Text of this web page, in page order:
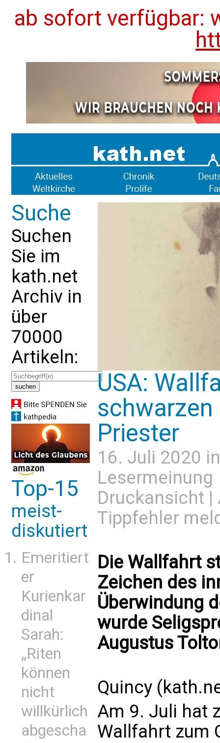
ab sofort verfügbar:
Suche
Suchen
Sie im
kath.net
Archiv in
über
70000
Artikeln:
Top-15
meist-
diskutiert
Emeritiert
er
Kurienkar
dinal
Sarah:
„Riten
können
nicht
willkürlich
abgescha
USA:
Priester
16. Juli 2020
Lesermeinung
Druckansicht |
Tippfehler
Die Wallfahrt
Zeichen des
Überwindung
wurde
Augustus
Quincy
Am 9. Juli hat
Wallfahrt zum